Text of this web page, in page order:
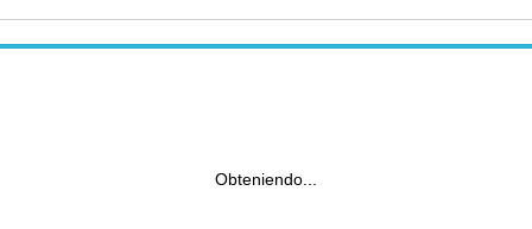
Obteniendo...